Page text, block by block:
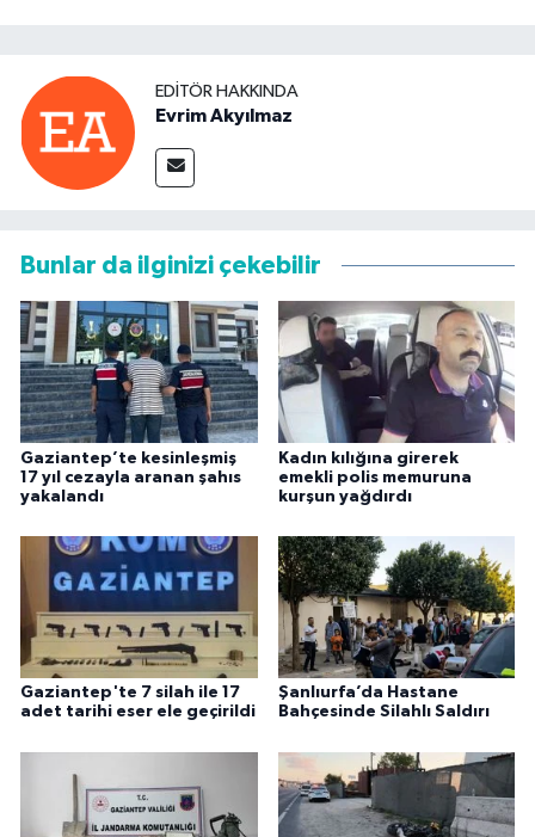
EDITÖR HAKKINDA
Evrim Akyılmaz
Bunlar da ilginizi çekebilir
Gaziantep’te kesinleşmiş
17 yıl cezayla aranan şahıs
yakalandı
Kadın kılığına girerek
emekli polis memuruna
kurşun yağdırdı
Gaziantep'te 7 silah ile 17
adet tarihi eser ele geçirildi
Şanlıurfa’da Hastane
Bahçesinde Silahlı Saldırı